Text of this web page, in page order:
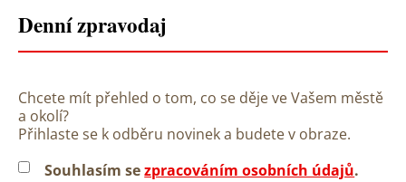
Denní zpravodaj
Chcete mít přehled o tom, co se děje ve Vašem městě
a okolí?
Přihlaste se k odběru novinek a budete v obraze.
Souhlasím sezpracováním osobních údajů.